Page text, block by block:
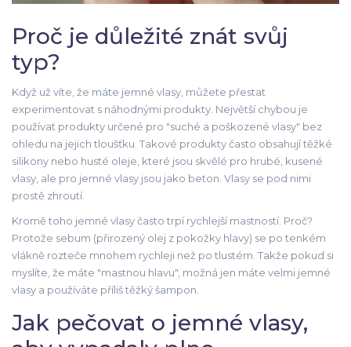
Proč je důležité znát svůj
typ?
Když už víte, že máte jemné vlasy, můžete přestat
experimentovat s náhodnými produkty. Největší chybou je
používat produkty určené pro "suché a poškozené vlasy" bez
ohledu na jejich tloušťku. Takové produkty často obsahují těžké
silikony nebo husté oleje, které jsou skvělé pro hrubé, kusené
vlasy, ale pro jemné vlasy jsou jako beton. Vlasy se pod nimi
prostě zhroutí.
Kromě toho jemné vlasy často trpí rychlejší mastností. Proč?
Protože sebum (přirozený olej z pokožky hlavy) se po tenkém
vlákně rozteče mnohem rychleji než po tlustém. Takže pokud si
myslíte, že máte "mastnou hlavu", možná jen máte velmi jemné
vlasy a používáte příliš těžký šampon.
Jak pečovat o jemné vlasy,